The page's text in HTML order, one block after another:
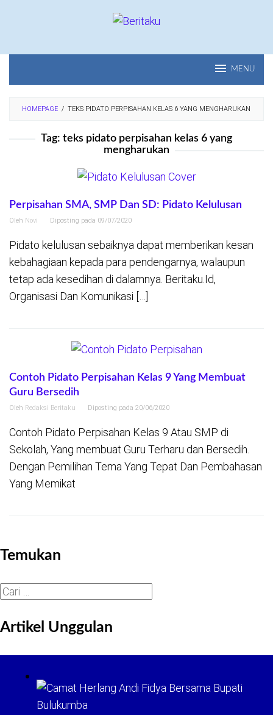
MENU
HOMEPAGE / TEKS PIDATO PERPISAHAN KELAS 6 YANG MENGHARUKAN
Tag: teks pidato perpisahan kelas 6 yang
mengharukan
Perpisahan SMA, SMP Dan SD: Pidato Kelulusan
Oleh Novi Diposting pada 09/07/2020
Pidato kelulusan sebaiknya dapat memberikan kesan
kebahagiaan kepada para pendengarnya, walaupun
tetap ada kesedihan di dalamnya. Beritaku.Id,
Organisasi Dan Komunikasi […]
Contoh Pidato Perpisahan Kelas 9 Yang Membuat
Guru Bersedih
Oleh Redaksi Beritaku Diposting pada 20/06/2020
Contoh Pidato Perpisahan Kelas 9 Atau SMP di
Sekolah, Yang membuat Guru Terharu dan Bersedih.
Dengan Pemilihan Tema Yang Tepat Dan Pembahasan
Yang Memikat
Temukan
Cari
Artikel Unggulan